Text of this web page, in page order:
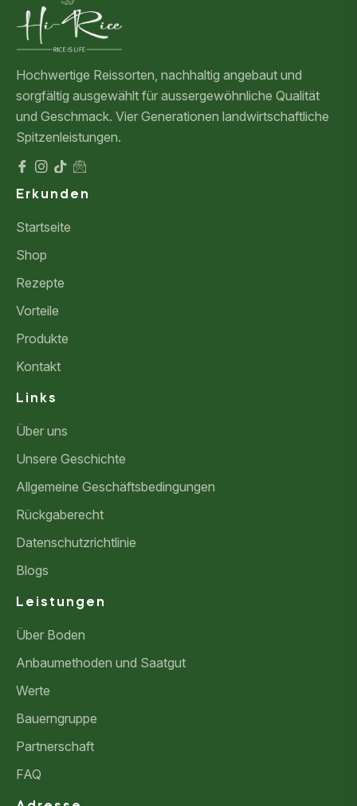
Hochwertige Reissorten, nachhaltig angebaut und
sorgfältig ausgewählt für aussergewöhnliche Qualität
und Geschmack. Vier Generationen landwirtschaftliche
Spitzenleistungen.
Fb Ins TiktokMail
Erkunden
Startseite
Shop
Rezepte
Vorteile
Produkte
Kontakt
Links
Über uns
Unsere Geschichte
Allgemeine Geschäftsbedingungen
Rückgaberecht
Datenschutzrichtlinie
Blogs
Leistungen
Über Boden
Anbaumethoden und Saatgut
Werte
Bauerngruppe
Partnerschaft
FAQ